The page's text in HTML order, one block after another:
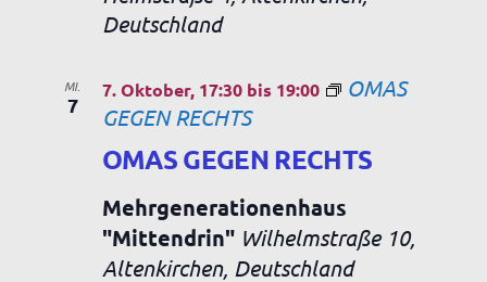
Deutschland
MI.
7
OMAS GEGEN RECHTS
7. Oktober, 17:30bis 19:00
OMAS
GEGEN RECHTS
Mehrgenerationenhaus
"Mittendrin" Wilhelmstraße 10,
Altenkirchen, Deutschland